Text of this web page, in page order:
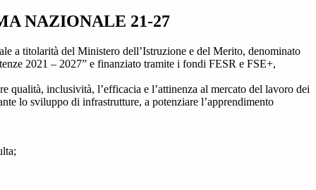
NAZIONALE 21-27
a titolarità del Ministero dell’Istruzione e del Merito, denominato
2021 – 2027” e finanziato tramite i fondi FESR e FSE+,
inclusività, l’efficacia e l’attinenza al mercato del lavoro dei
lo sviluppo di infrastrutture, a potenziare l’apprendimento